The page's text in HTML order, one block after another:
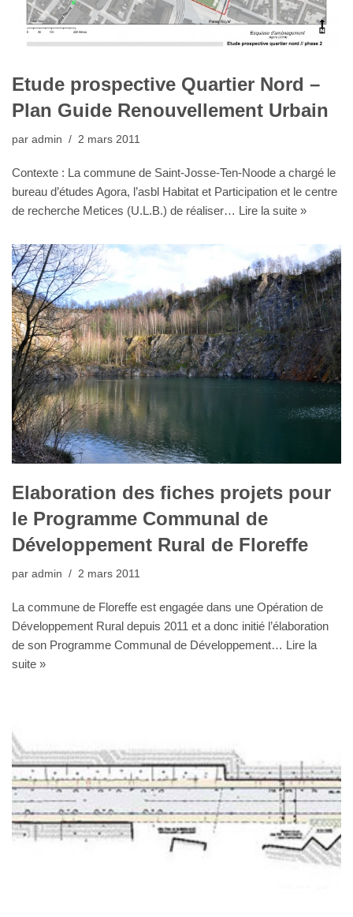
Etude prospective Quartier Nord –
Plan Guide Renouvellement Urbain
par admin 2 mars 2011
Contexte : La commune de Saint-Josse-Ten-Noode a chargé le
bureau d’études Agora, l’asbl Habitat et Participation et le centre
de recherche Metices (U.L.B.) de réaliser… Lire la suite »
Elaboration des fiches projets pour
le Programme Communal de
Développement Rural de Floreffe
par admin 2 mars 2011
La commune de Floreffe est engagée dans une Opération de
Développement Rural depuis 2011 et a donc initié l’élaboration
de son Programme Communal de Développement… Lire la
suite »